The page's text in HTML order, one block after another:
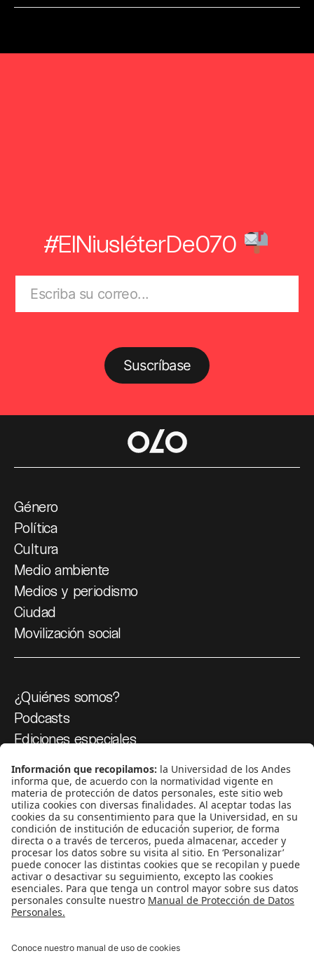
#ElNiusléterDe070
Suscríbase
Género
Política
Cultura
Medio ambiente
Medios y periodismo
Ciudad
Movilización social
¿Quiénes somos?
Podcasts
Ediciones especiales
SÍGUENOS
¿Quieres escribir en 070?
cerosetenta@uniandes.edu.co